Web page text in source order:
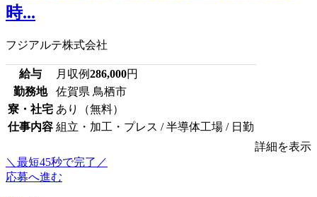
時...
フジアルテ株式会社
給与 月収例286,000円
勤務地
佐賀県 鳥栖市
寮・社宅 あり（無料）
仕事内容 組立・加工・プレス / 半導体工場 / 日勤
詳細を表示
＼最短45秒で完了／
応募へ進む